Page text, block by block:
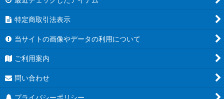
特定商取引法表示
当サイトの画像やデータの利用について
ご利用案内
問い合わせ